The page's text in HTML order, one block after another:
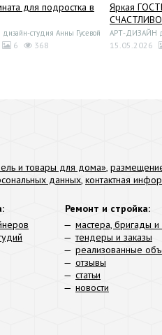
для подростка в
студия Анны Гусевой
6 368
Яркая
АРТ-ДИЗАЙН
15.05.2026
и товары для дома»,
данных, контактная
Ремонт и стройка:
мастера, бригады
тендеры и заказы
реализованные
отзывы
статьи
новости